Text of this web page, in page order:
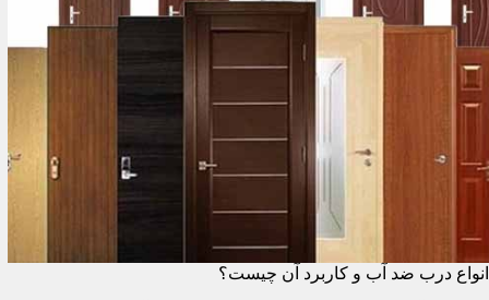
انواع درب ضد آب و کاربرد آن چیست؟